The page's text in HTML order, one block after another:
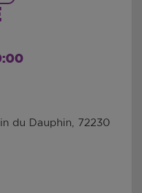
du Dauphin, 72230